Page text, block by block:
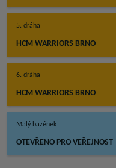
5. dráha
HCM WARRIORS BRNO
6. dráha
HCM WARRIORS BRNO
Malý bazének
OTEVŘENO PRO VEŘEJNOST